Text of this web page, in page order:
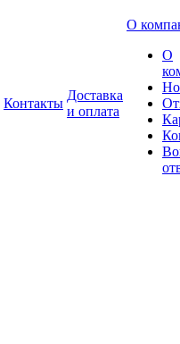
Контакты
Доставка
и оплата
О
О